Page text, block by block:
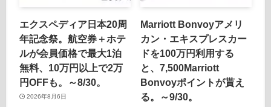
エクスペディア日本20周
年記念祭。航空券＋ホテ
ルが会員価格で最大1泊
無料、10万円以上で2万
円OFFも。～8/30。
2026年8月6日
Marriott Bonvoyアメリ
カン・エキスプレスカー
ドを100万円利用する
と、7,500Marriott
Bonvoyポイントが貰え
る。～9/30。